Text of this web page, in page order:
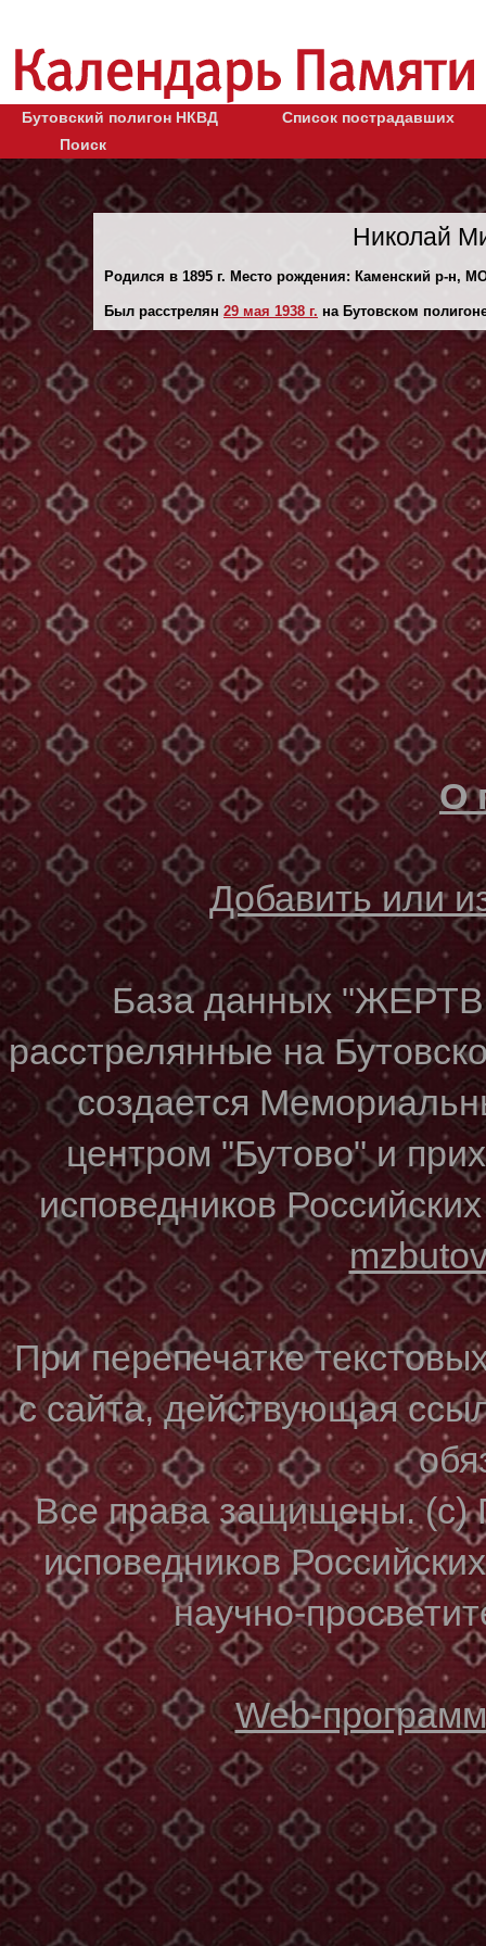
Бутовский полигон НКВД
Список пострадавших
Поиск
Николай
Родился в 1895 г. Место рождения: Каменский р-н,
Был расстрелян 29 мая 1938 г. на Бутовском
О
Добавить или
База данных
расстрелянные на
создается
центром "Бутово" и
исповедников
При перепечатке
с сайта, действующая
Все права защищены. (с)
исповедников
научно-
Web-